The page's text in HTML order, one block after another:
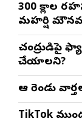
300 శ్లోకాల
మహర్షి
చంద్రుడిపై
చేయాలని?
ఆ రెండు
TikTok